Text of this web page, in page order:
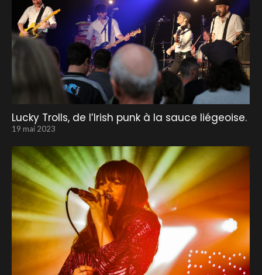
Lucky Trolls, de l’Irish punk à la sauce liégeoise.
19 mai 2023